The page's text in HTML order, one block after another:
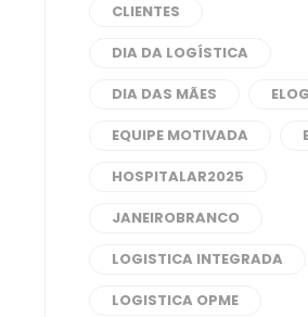
CLIENTES
DIA DA LOGÍSTICA
DIA DAS MÃES
EQUIPE MOTIVADA
HOSPITALAR2025
JANEIROBRANCO
LOGISTICA INTEGRADA
LOGISTICA OPME